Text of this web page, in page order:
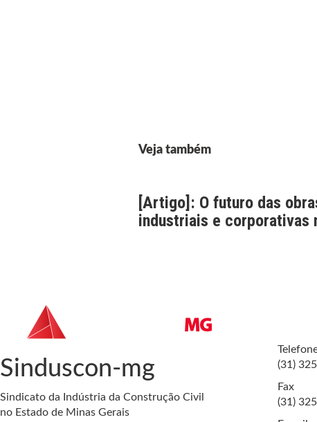
Veja também
[Artigo]: O futuro das
industriais e corporativas
Sinduscon-mg
Sindicato da Indústria da Construção Civil
no Estado de Minas Gerais
(31)
Fax
(31)